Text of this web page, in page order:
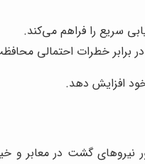
در برابر خطرات احتمالی
افزایش دهد.
گشت در معابر و